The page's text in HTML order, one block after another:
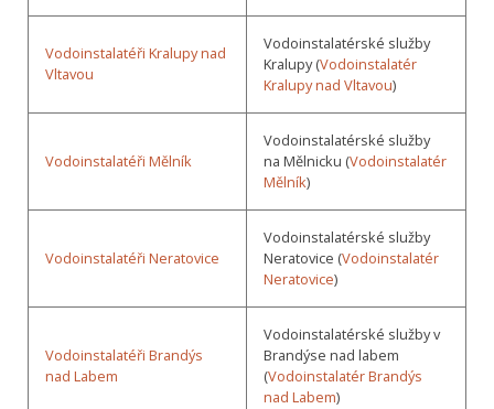
Vodoinstalatéři Kralupy nad
Vltavou
Vodoinstalatérské služby
Kralupy (Vodoinstalatér
Kralupy nad Vltavou)
Vodoinstalatéři Mělník
Vodoinstalatérské služby
na Mělnicku (Vodoinstalatér
Mělník)
Vodoinstalatéři Neratovice
Vodoinstalatérské služby
Neratovice (Vodoinstalatér
Neratovice)
Vodoinstalatéři Brandýs
nad Labem
Vodoinstalatérské služby v
Brandýse nad labem
(Vodoinstalatér Brandýs
nad Labem)